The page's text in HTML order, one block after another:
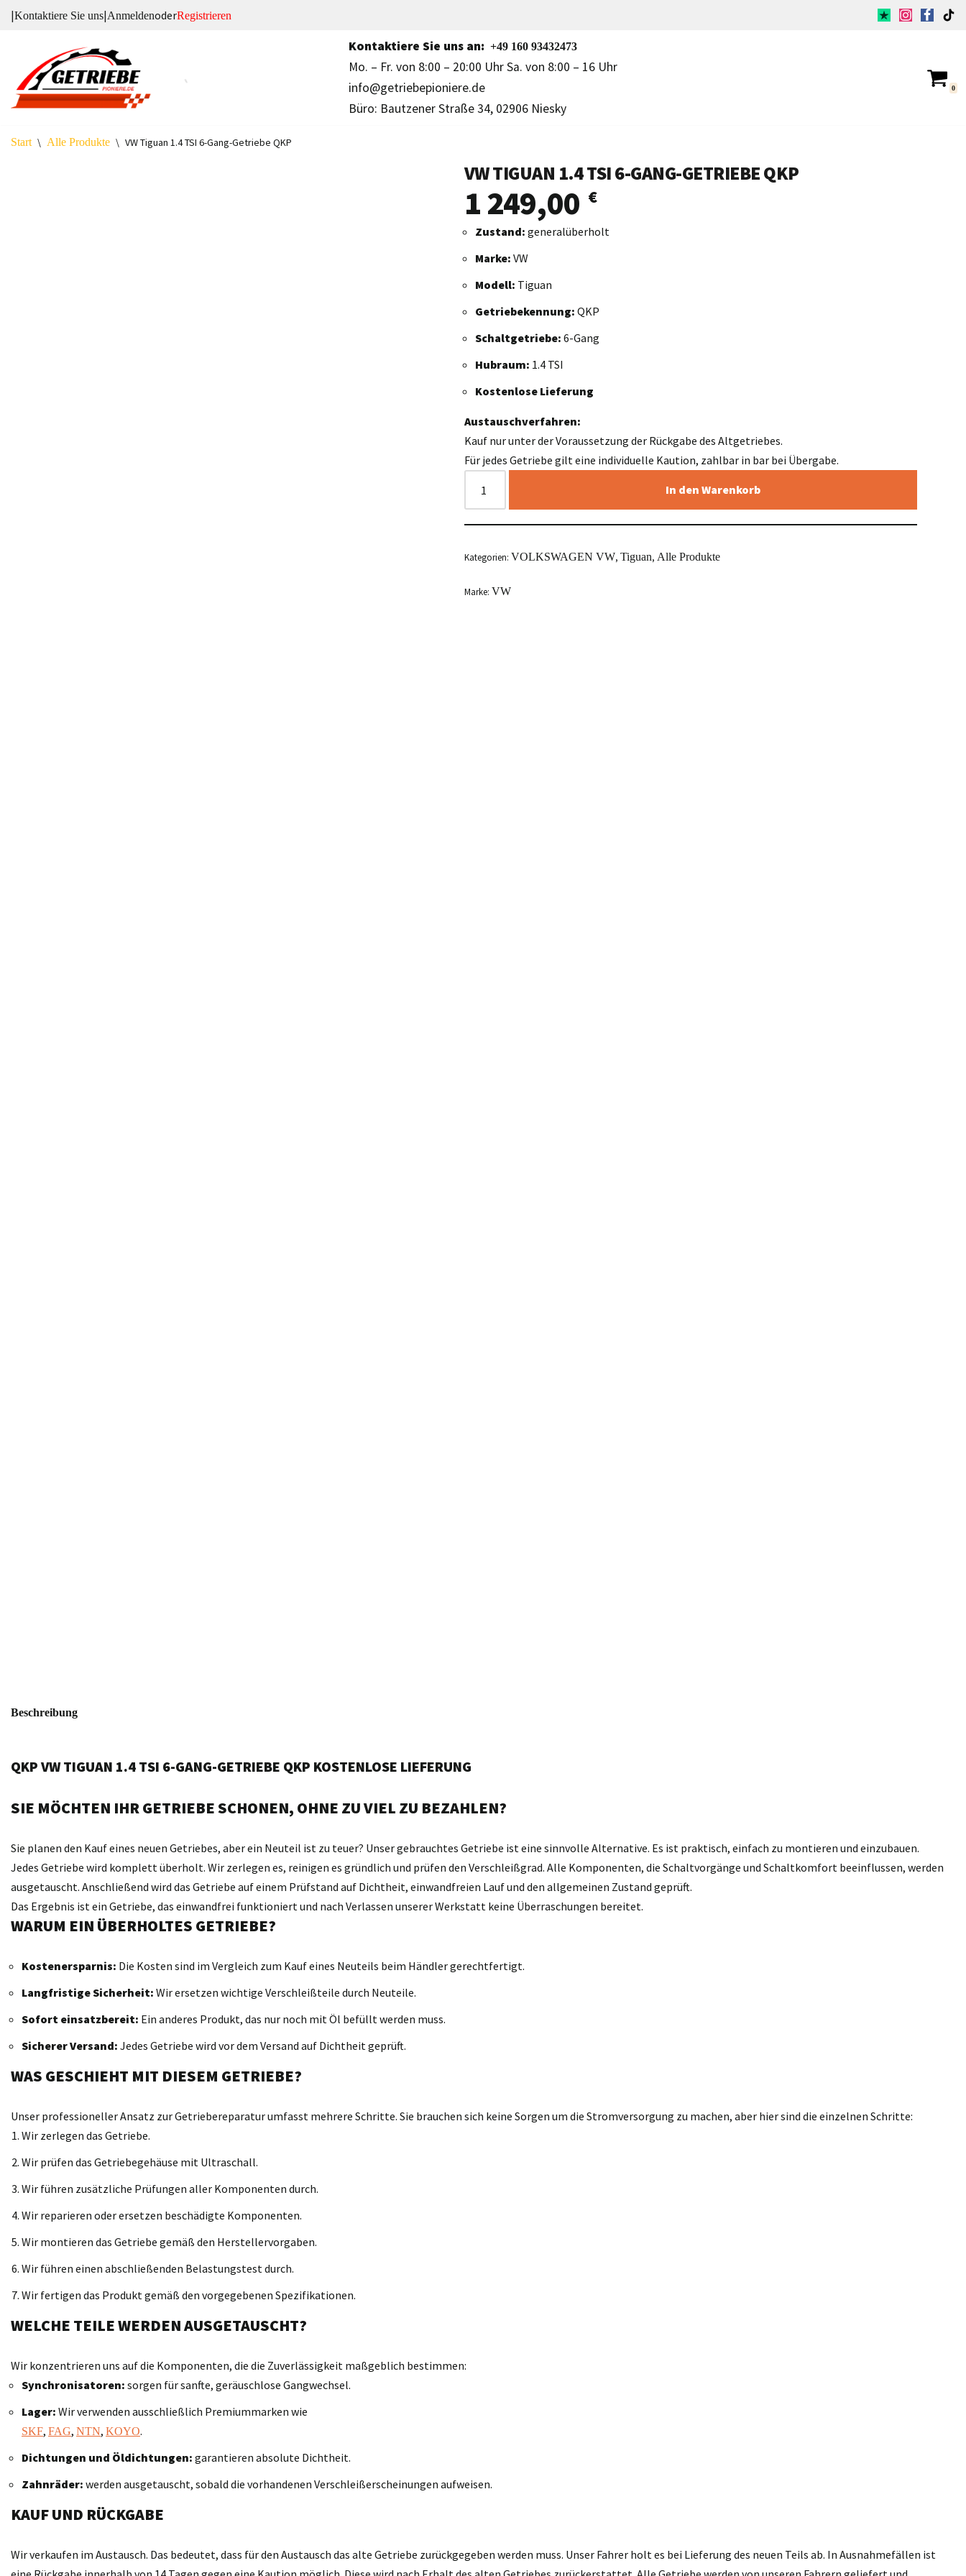
springen
|Kontaktiere Sie uns|AnmeldenoderRegistrieren
Kontaktiere Sie uns an: +49 160 93432473
Mo. – Fr. von 8:00 – 20:00 Uhr Sa. von 8:00 – 16 Uhr
info@getriebepioniere.de
Büro: Bautzener Straße 34, 02906 Niesky
0
Start \ Alle Produkte \ VW Tiguan 1.4 TSI 6-Gang-Getriebe QKP
VW TIGUAN 1.4 TSI 6-GANG-GETRIEBE QKP
1 249,00 €
Zustand: generalüberholt
Marke: VW
Modell: Tiguan
Getriebekennung: QKP
Schaltgetriebe: 6-Gang
Hubraum: 1.4 TSI
Kostenlose Lieferung
Austauschverfahren:
Kauf nur unter der Voraussetzung der Rückgabe des Altgetriebes.
Für jedes Getriebe gilt eine individuelle Kaution, zahlbar in bar bei Übergabe.
In den Warenkorb
Kategorien: VOLKSWAGEN VW, Tiguan, Alle Produkte
Marke: VW
Beschreibung
QKP VW TIGUAN 1.4 TSI 6-GANG-GETRIEBE QKP KOSTENLOSE LIEFERUNG
SIE MÖCHTEN IHR GETRIEBE SCHONEN, OHNE ZU VIEL ZU BEZAHLEN?
Sie planen den Kauf eines neuen Getriebes, aber ein Neuteil ist zu teuer? Unser gebrauchtes Getriebe ist eine sinnvolle Alternative. Es ist praktisch, einfach zu montieren und einzubauen.
Jedes Getriebe wird komplett überholt. Wir zerlegen es, reinigen es gründlich und prüfen den Verschleißgrad. Alle Komponenten, die Schaltvorgänge und Schaltkomfort beeinflussen, werden
ausgetauscht. Anschließend wird das Getriebe auf einem Prüfstand auf Dichtheit, einwandfreien Lauf und den allgemeinen Zustand geprüft.
Das Ergebnis ist ein Getriebe, das einwandfrei funktioniert und nach Verlassen unserer Werkstatt keine Überraschungen bereitet.
WARUM EIN ÜBERHOLTES GETRIEBE?
Kostenersparnis: Die Kosten sind im Vergleich zum Kauf eines Neuteils beim Händler gerechtfertigt.
Langfristige Sicherheit: Wir ersetzen wichtige Verschleißteile durch Neuteile.
Sofort einsatzbereit: Ein anderes Produkt, das nur noch mit Öl befüllt werden muss.
Sicherer Versand: Jedes Getriebe wird vor dem Versand auf Dichtheit geprüft.
WAS GESCHIEHT MIT DIESEM GETRIEBE?
Unser professioneller Ansatz zur Getriebereparatur umfasst mehrere Schritte. Sie brauchen sich keine Sorgen um die Stromversorgung zu machen, aber hier sind die einzelnen Schritte:
Wir zerlegen das Getriebe.
Wir prüfen das Getriebegehäuse mit Ultraschall.
Wir führen zusätzliche Prüfungen aller Komponenten durch.
Wir reparieren oder ersetzen beschädigte Komponenten.
Wir montieren das Getriebe gemäß den Herstellervorgaben.
Wir führen einen abschließenden Belastungstest durch.
Wir fertigen das Produkt gemäß den vorgegebenen Spezifikationen.
WELCHE TEILE WERDEN AUSGETAUSCHT?
Wir konzentrieren uns auf die Komponenten, die die Zuverlässigkeit maßgeblich bestimmen:
Synchronisatoren: sorgen für sanfte, geräuschlose Gangwechsel.
Lager: Wir verwenden ausschließlich Premiummarken wie
SKF, FAG, NTN, KOYO.
Dichtungen und Öldichtungen: garantieren absolute Dichtheit.
Zahnräder: werden ausgetauscht, sobald die vorhandenen Verschleißerscheinungen aufweisen.
KAUF UND RÜCKGABE
Wir verkaufen im Austausch. Das bedeutet, dass für den Austausch das alte Getriebe zurückgegeben werden muss. Unser Fahrer holt es bei Lieferung des neuen Teils ab. In Ausnahmefällen ist